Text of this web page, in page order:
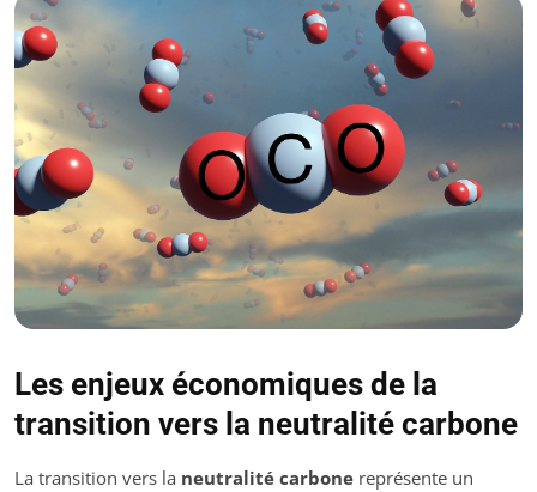
Les enjeux économiques de la
transition vers la neutralité carbone
La transition vers la neutralité carbone représente un